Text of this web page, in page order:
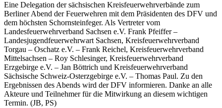
Eine Delegation der sächsischen Kreisfeuerwehrverbände zum
Berliner Abend der Feuerwehren mit dem Präsidenten des DFV und
dem höchsten Schornsteinfeger. Als Vertreter vom
Landesfeuerwehrverband Sachsen e.V. Frank Pfeiffer –
Landesjugendfeuerwehrwart Sachsen, Kreisfeuerwehrverband
Torgau – Oschatz e.V. – Frank Reichel, Kreisfeuerwehrverband
Mittelsachsen – Roy Schlesinger, Kreisfeuerwehrverband
Erzgebirge e.V. – Jan Böttrich und Kreisfeuerwehrverband
Sächsische Schweiz-Osterzgebirge e.V. – Thomas Paul. Zu den
Ergebnissen des Abends wird der DFV informieren. Danke an alle
Akteure und Teilnehmer für die Mitwirkung an diesem wichtigen
Termin. (JB, PS)